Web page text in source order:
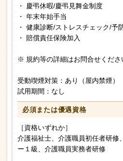
・ 慶弔休暇/慶弔見舞金制度
・ 年末年始手当
・ 健康診断/ストレスチェック/予
・ 賠償責任保険加入
※ 規約等の詳細はお問合せくださ
受動喫煙対策：あり（屋内禁煙）
試用期間：なし
必須または優遇資格
［資格いずれか］
介護福祉士、介護職員初任者研修
ー１級、介護職員実務者研修